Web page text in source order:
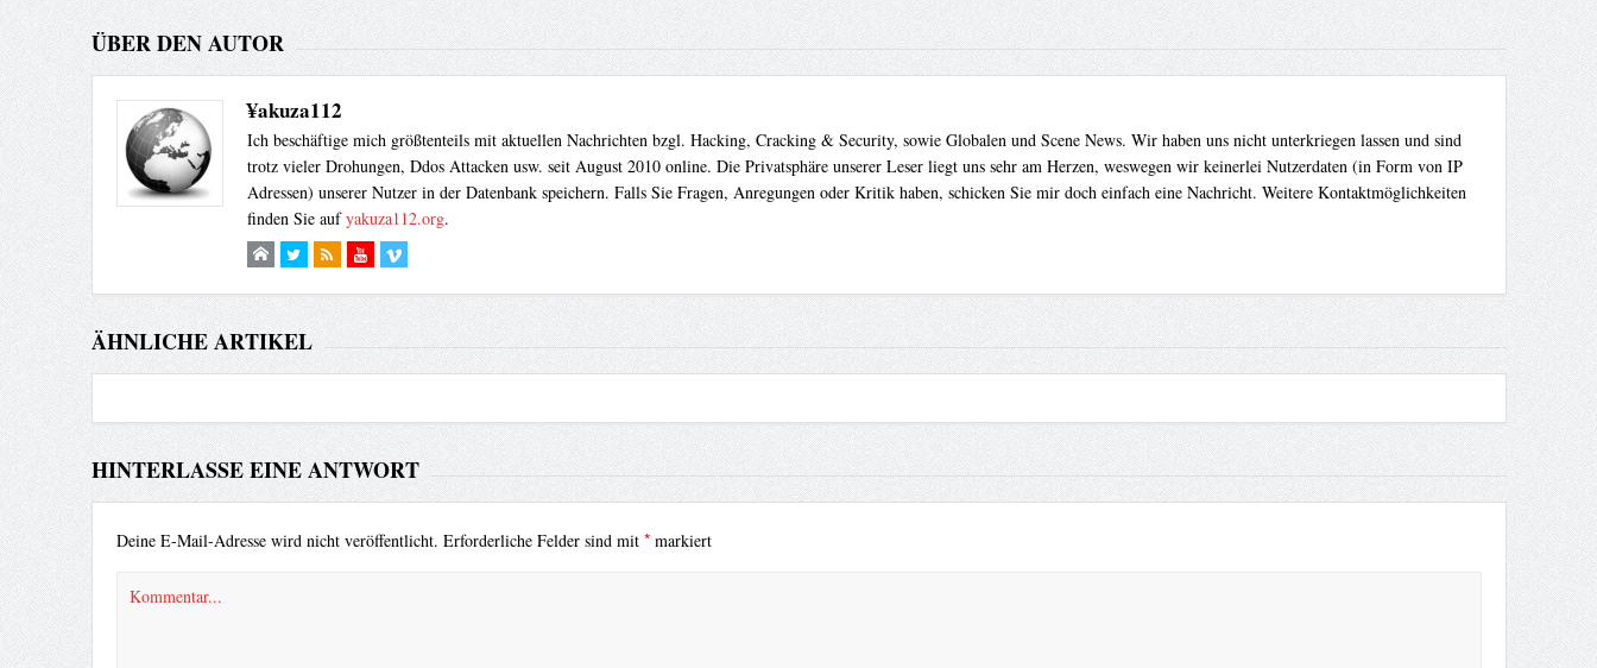
ÜBER DEN AUTOR
¥akuza112
Ich beschäftige mich größtenteils mit aktuellen Nachrichten bzgl. Hacking, Cracking & Security, sowie Globalen und Scene News. Wir haben uns nicht unterkriegen lassen und sind
trotz vieler Drohungen, Ddos Attacken usw. seit August 2010 online. Die Privatsphäre unserer Leser liegt uns sehr am Herzen, weswegen wir keinerlei Nutzerdaten (in Form von IP
Adressen) unserer Nutzer in der Datenbank speichern. Falls Sie Fragen, Anregungen oder Kritik haben, schicken Sie mir doch einfach eine Nachricht. Weitere Kontaktmöglichkeiten
finden Sie aufyakuza112.org.
ÄHNLICHE ARTIKEL
HINTERLASSE EINE ANTWORT
Deine E-Mail-Adresse wird nicht veröffentlicht. Erforderliche Felder sind mit *markiert